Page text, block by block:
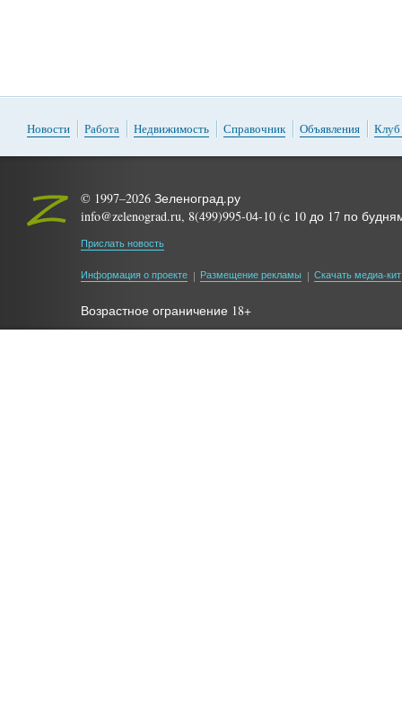
Новости Работа Недвижимость Справочник Объявления Клуб
© 1997–2026 Зеленоград.ру
info@zelenograd.ru, 8(499)995-04-10 (с 10 до 17 по
Прислать новость
Информация о проекте Размещение рекламы Скачать медиа-кит
Возрастное ограничение 18+